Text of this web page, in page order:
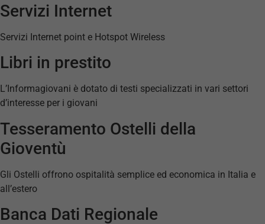
Servizi Internet
Servizi Internet point e Hotspot Wireless
Libri in prestito
L’Informagiovani è dotato di testi specializzati in vari settori
d’interesse per i giovani
Tesseramento Ostelli della
Gioventù
Gli Ostelli offrono ospitalità semplice ed economica in Italia e
all’estero
Banca Dati Regionale